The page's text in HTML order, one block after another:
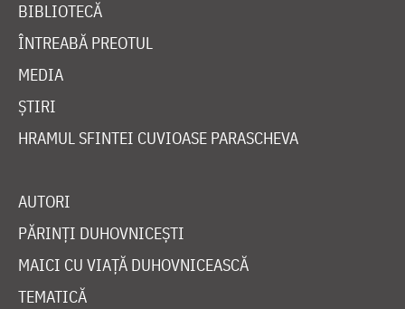
BIBLIOTECĂ
ÎNTREABĂ PREOTUL
MEDIA
ȘTIRI
HRAMUL SFINTEI CUVIOASE PARASCHEVA
AUTORI
PĂRINȚI DUHOVNICEȘTI
MAICI CU VIAȚĂ DUHOVNICEASCĂ
TEMATICĂ